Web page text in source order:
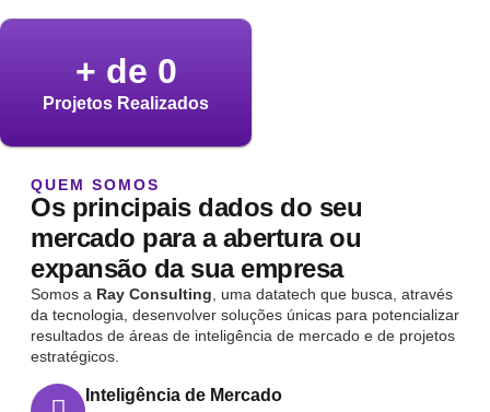
Projetos Realizados
+ de 0
QUEM SOMOS
Os principais dados do seu
mercado para a abertura ou
expansão da sua empresa
Somos a Ray Consulting , uma datatech que busca, através
da tecnologia, desenvolver soluções únicas para potencializar
resultados de áreas de inteligência de mercado e de projetos
estratégicos.
Inteligência de Mercado